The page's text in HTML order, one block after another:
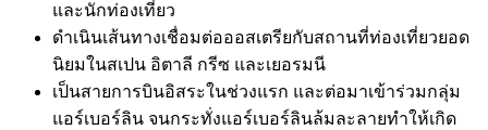
และนักท่องเที่ยว
ดำเนินเส้นทางเชื่อมต่อออสเตรียกับสถานที่ท่องเที่ยวยอด
นิยมในสเปน อิตาลี กรีซ และเยอรมนี
เป็นสายการบินอิสระในช่วงแรก และต่อมาเข้าร่วมกลุ่ม
แอร์เบอร์ลิน จนกระทั่งแอร์เบอร์ลินล้มละลายทำให้เกิด